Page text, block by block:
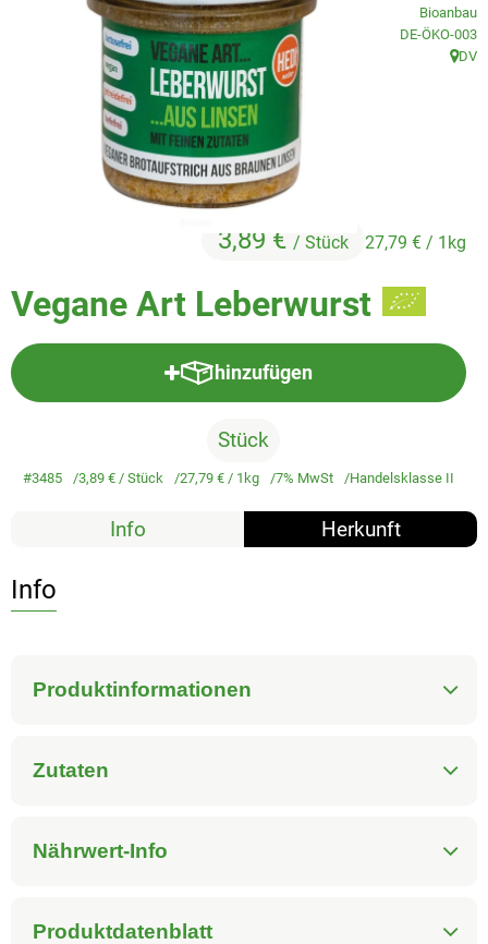
Veggie & Vegan
Backwaren
Trockensortiment
Getränke
Natur-Drogerie
Großgebinde
Vegane Art Leberwurst
3,89 € / Stück 27,79 € / 1kg
Bioanbau
, Kontrollstelle:
DE-ÖKO-003
,
DV
hinzufügen
Produkt zum Warenkorb
Stück
#3485 3,89 € / Stück 27,79 € / 1kg 7% MwSt Handelsklasse II
Info Herkunft
Info
Produktinformationen
Zutaten
Nährwert-Info
Produktdatenblatt